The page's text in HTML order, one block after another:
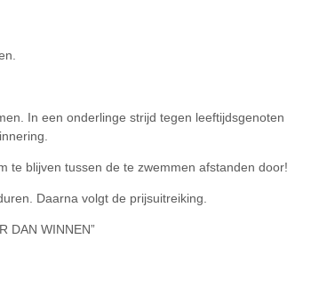
In een onderlinge strijd tegen leeftijdsgenoten
te blijven tussen de te zwemmen afstanden door!
Daarna volgt de prijsuitreiking.
DAN WINNEN”